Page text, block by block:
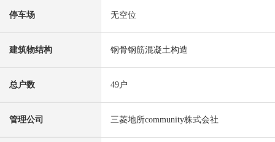
停车场 无空位
建筑物结构 钢骨钢筋混凝土构造
总户数 49户
管理公司 三菱地所community株式会社